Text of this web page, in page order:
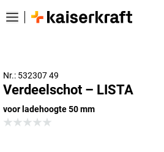
Nr.: 532307 49
Verdeelschot – LISTA
voor ladehoogte 50 mm